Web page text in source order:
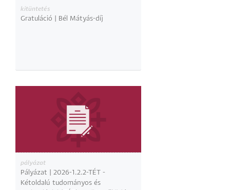
kitüntetés
Gratuláció | Bél Mátyás-díj
pályázat
Pályázat | 2026-1.2.2-TÉT -
Kétoldalú tudományos és